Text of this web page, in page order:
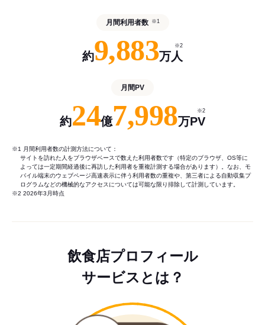
月間利用者数 ※1
約9,883万人
※2
月間PV
約24億7,998万PV
※2
※1 月間利用者数の計測方法について：
サイトを訪れた人をブラウザベースで数えた利用者数です（特定のブラウザ、OS等に
よっては一定期間経過後に再訪した利用者を重複計測する場合があります）。なお、モ
バイル端末のウェブページ高速表示に伴う利用者数の重複や、第三者による自動収集プ
ログラムなどの機械的なアクセスについては可能な限り排除して計測しています。
※2 2026年3月時点
飲食店プロフィール
サービスとは？